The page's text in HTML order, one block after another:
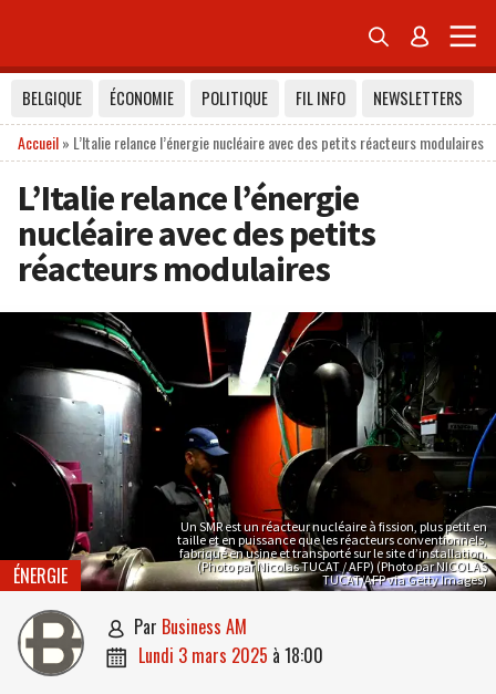
 
BELGIQUE ÉCONOMIE POLITIQUE FIL INFO
NEWSLETTERS
Accueil» L’Italie relance l’énergie nucléaire avec des petits réacteurs modulaires
L’Italie relance l’énergie
nucléaire avec des petits
réacteurs modulaires
Un SMR est un réacteur nucléaire à fission, plus petit en
taille et en puissance que les réacteurs conventionnels,
fabriqué en usine et transporté sur le site d’installation.
(Photo par Nicolas TUCAT / AFP) (Photo par NICOLAS
TUCAT/AFP via Getty Images)
ÉNERGIE
 par Business AM
 lundi 3 mars 2025 à 18:00